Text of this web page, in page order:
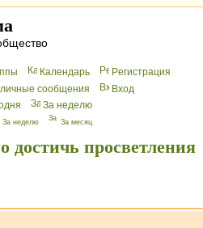
Календарь
Peгиcтрaция
сообщения
Вхoд
За неделю
За неделю За месяц
просветления